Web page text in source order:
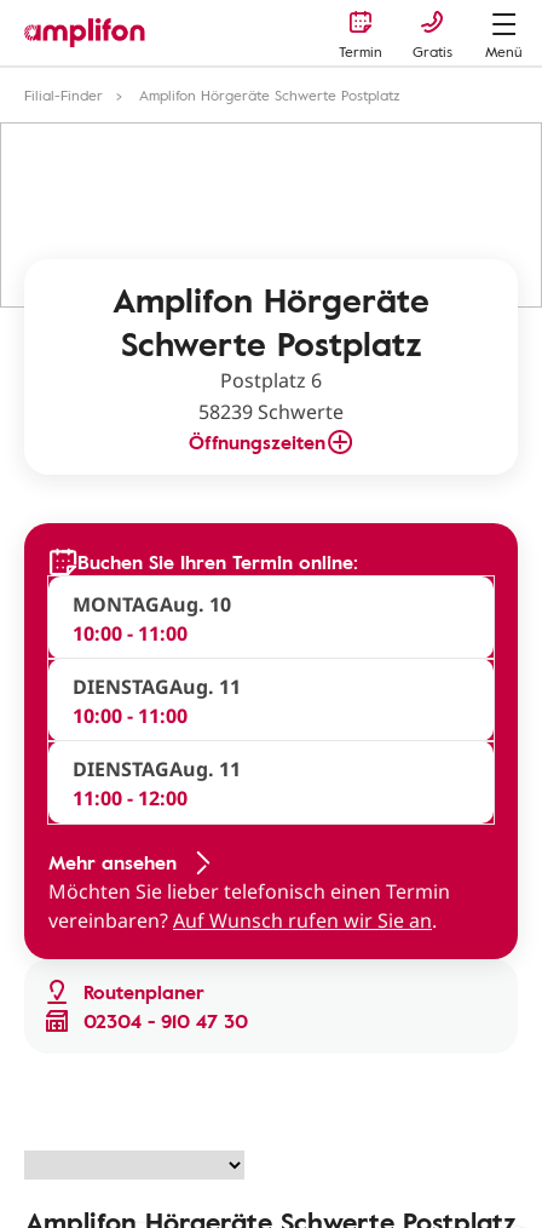
Termin Gratis
Menü
Filial-Finder
Amplifon Hörgeräte Schwerte Postplatz
Amplifon Hörgeräte
Schwerte Postplatz
Postplatz 6
58239 Schwerte
Öffnungszeiten
Routenplaner
02304 - 910 47 30
Buchen Sie Ihren Termin online:
MONTAGAug. 10
10:00 - 11:00
DIENSTAGAug. 11
10:00 - 11:00
DIENSTAGAug. 11
11:00 - 12:00
Mehr ansehen
Möchten Sie lieber telefonisch einen Termin
vereinbaren?Auf Wunsch rufen wir Sie an.